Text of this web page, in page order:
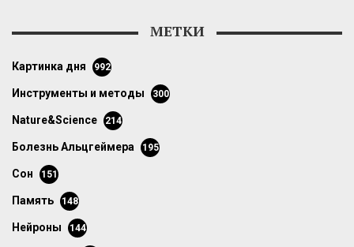
МЕТКИ
картинка дня 992
инструменты и методы 300
Nature&Science 214
болезнь Альцгеймера 195
сон 151
память 148
нейроны 144